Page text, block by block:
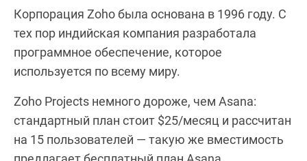
Корпорация Zoho была основана в 1996 году. С
тех пор индийская компания разработала
программное обеспечение, которое
используется по всему миру.
Zoho Projects немного дороже, чем Asana:
стандартный план стоит $25/месяц и рассчитан
на 15 пользователей — такую же вместимость